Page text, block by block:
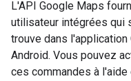
L'API Google Maps
utilisateur intégrées qui
trouve dans
Android. Vous pouvez
ces commandes à